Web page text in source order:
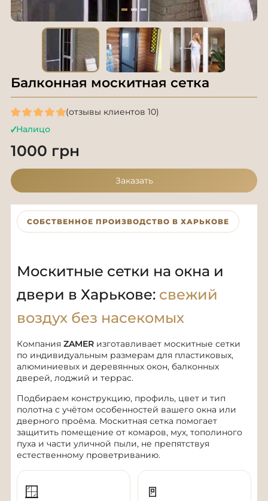
Балконная москитная сетка
(отзывы клиентов 10)
Налицо
1000 грн
Заказать
СОБСТВЕННОЕ ПРОИЗВОДСТВО В ХАРЬКОВЕ
Москитные сетки на окна и
двери в Харькове: свежий
воздух без насекомых
Компания ZAMER изготавливает москитные сетки
по индивидуальным размерам для пластиковых,
алюминиевых и деревянных окон, балконных
дверей, лоджий и террас.
Подбираем конструкцию, профиль, цвет и тип
полотна с учётом особенностей вашего окна или
дверного проёма. Москитная сетка помогает
защитить помещение от комаров, мух, тополиного
пуха и части уличной пыли, не препятствуя
естественному проветриванию.
🪟 🚪